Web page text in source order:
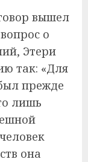
вышел
о
Этери
так: «Для
прежде
лишь
она